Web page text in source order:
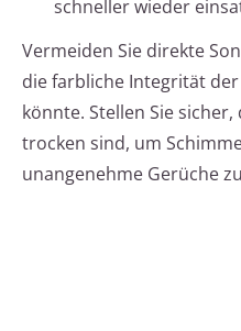
schneller wieder
Vermeiden Sie direkte
die farbliche Integrität
könnte. Stellen Sie
trocken sind, um
unangenehme Gerüche